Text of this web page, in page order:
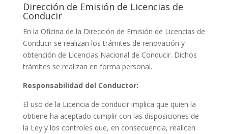
Dirección de Emisión de Licencias de
Conducir
En la Oficina de la Dirección de Emisión de Licencias de
Conducir se realizan los trámites de renovación y
obtención de Licencias Nacional de Conducir. Dichos
trámites se realizan en forma personal.
Responsabilidad del Conductor:
El uso de la Licencia de conducir implica que quien la
obtiene ha aceptado cumplir con las disposiciones de
la Ley y los controles que, en consecuencia, realicen